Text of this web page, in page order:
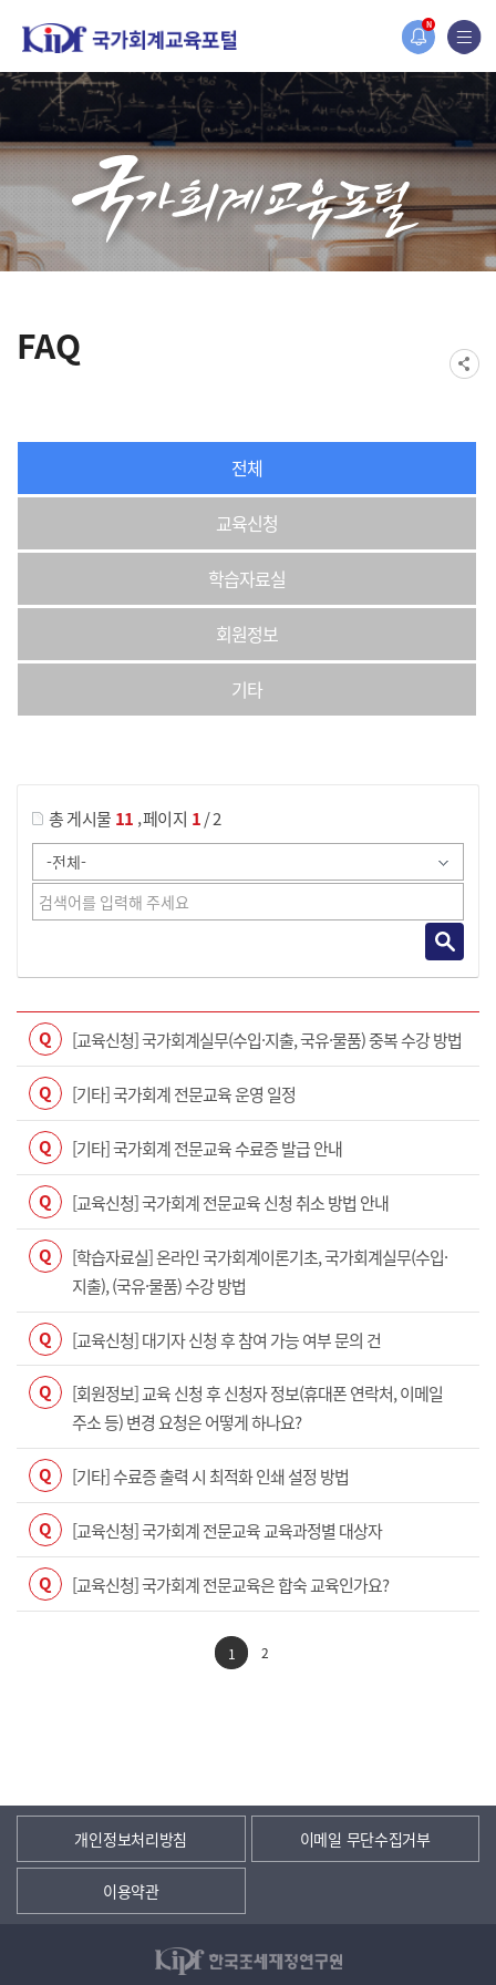
N
홈페이지가 새롭게 개편되었습니다.
한국조세재정연구원홈페이지가 새롭게 개설되었습니다.
FAQ
전체
교육신청
학습자료실
회원정보
기타
총 게시물 11 ,페이지 1/ 2
Q [교육신청] 국가회계실무(수입·지출, 국유·물품) 중복 수강 방법
Q [기타] 국가회계 전문교육 운영 일정
Q [기타] 국가회계 전문교육 수료증 발급 안내
Q [교육신청] 국가회계 전문교육 신청 취소 방법 안내
Q
[학습자료실] 온라인 국가회계이론기초, 국가회계실무(수입·
지출), (국유·물품) 수강 방법
Q [교육신청] 대기자 신청 후 참여 가능 여부 문의 건
Q
[회원정보] 교육 신청 후 신청자 정보(휴대폰 연락처, 이메일
주소 등) 변경 요청은 어떻게 하나요?
Q [기타] 수료증 출력 시 최적화 인쇄 설정 방법
Q [교육신청] 국가회계 전문교육 교육과정별 대상자
Q [교육신청] 국가회계 전문교육은 합숙 교육인가요?
1 2
개인정보처리방침 이메일 무단수집거부
이용약관